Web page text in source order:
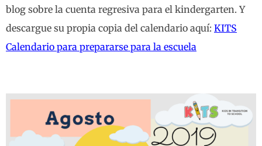
blog sobre la cuenta regresiva para el kindergarten. Y
descargue su propia copia del calendario aquí: KITS
Calendario para prepararse para la escuela